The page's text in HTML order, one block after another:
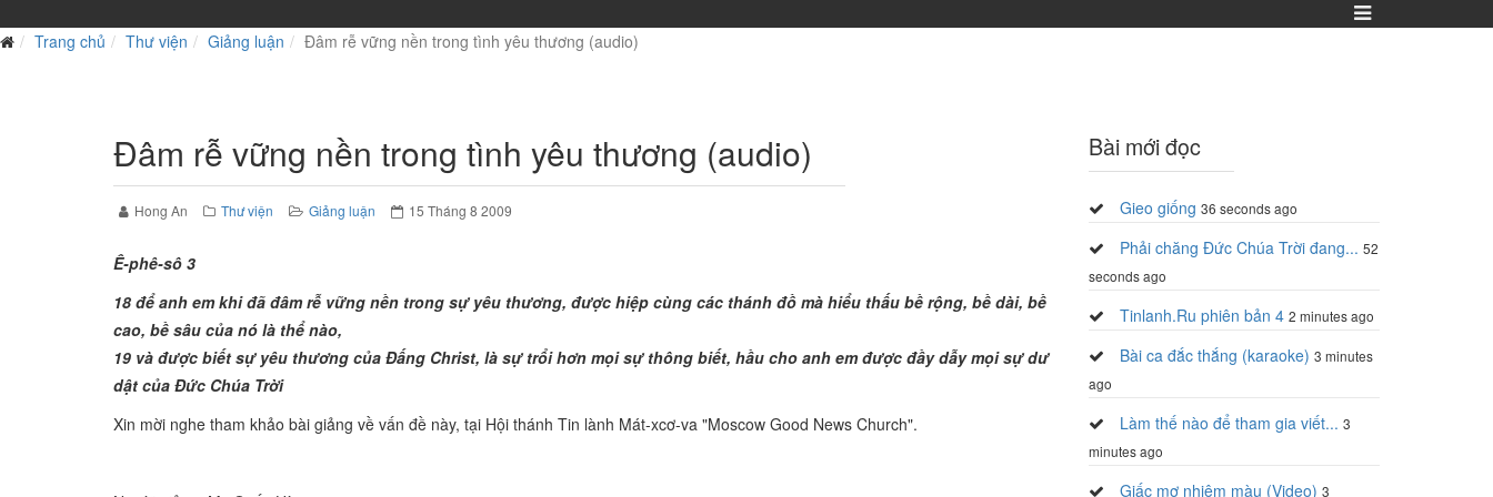
Trang chủ Thư viện Giảng luận Đâm rễ vững nền trong tình yêu thương (audio)
Đâm rễ vững nền trong tình yêu thương (audio)
Hong An Thư viện Giảng luận 15 Tháng 8 2009
Ê-phê-sô 3
18 để anh em khi đã đâm rễ vững nền trong sự yêu thương, được hiệp cùng các thánh đồ mà hiểu thấu bề rộng, bề dài, bề
cao, bề sâu của nó là thể nào,
19 và được biết sự yêu thương của Đấng Christ, là sự trổi hơn mọi sự thông biết, hầu cho anh em được đầy dẫy mọi sự dư
dật của Đức Chúa Trời
Xin mời nghe tham khảo bài giảng về vấn đề này, tại Hội thánh Tin lành Mát-xcơ-va "Moscow Good News Church".
Bài mới đọc
Gieo giống 36 seconds ago
Phải chăng Đức Chúa Trời đang... 52
seconds ago
Tinlanh.Ru phiên bản 4 2 minutes ago
Bài ca đắc thắng (karaoke) 3 minutes
ago
Làm thế nào để tham gia viết... 3
minutes ago
Giấc mơ nhiệm màu (Video) 3